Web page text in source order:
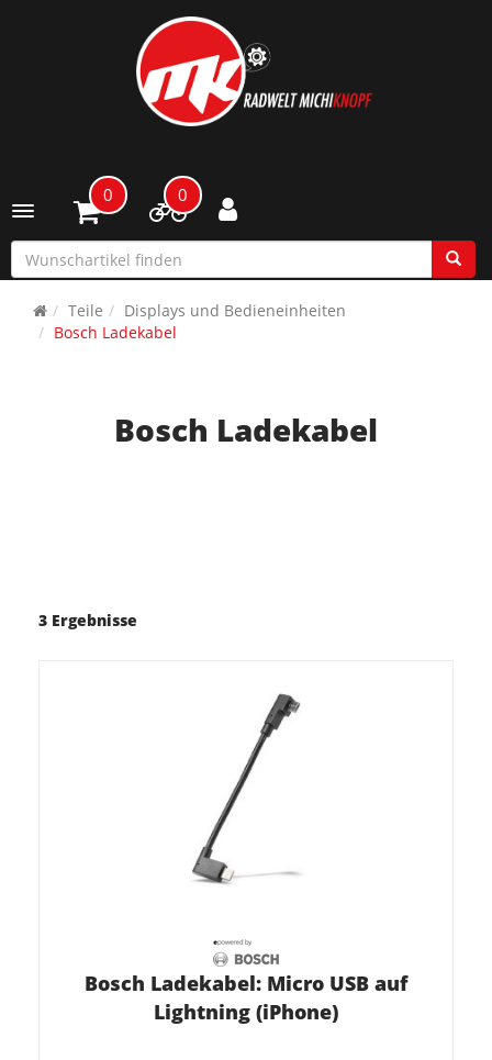
Toggle navigation
0 0
Teile
Displays und Bedieneinheiten
Bosch Ladekabel
Bosch Ladekabel
3 Ergebnisse
Bosch Ladekabel: Micro USB auf
Lightning (iPhone)